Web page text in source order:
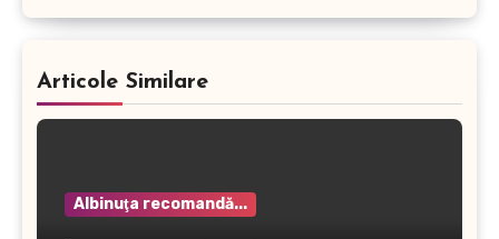
Articole Similare
Albinuţa recomandă...